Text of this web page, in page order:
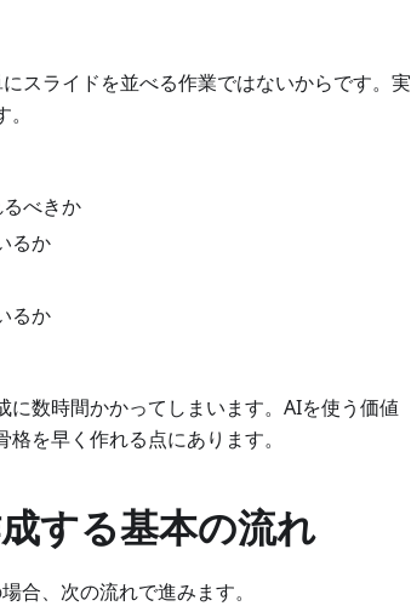
スライドを並べる作業ではないからです。実
べきか
るか
るか
数時間かかってしまいます。AIを使う価値
を早く作れる点にあります。
する基本の流れ
合、次の流れで進みます。